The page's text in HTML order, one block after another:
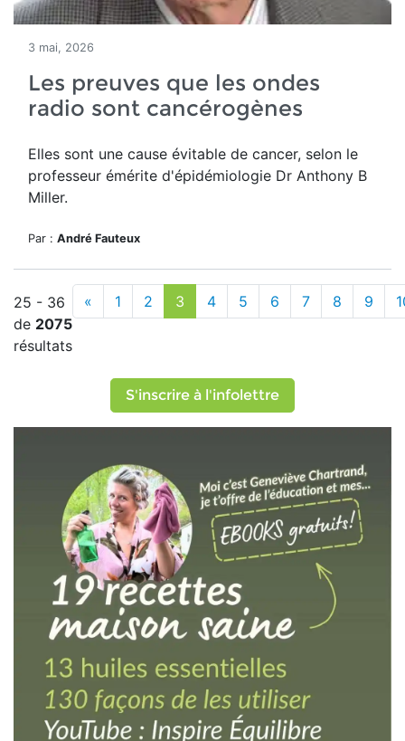
3 mai, 2026
Les preuves que les ondes
radio sont cancérogènes
Elles sont une cause évitable de cancer, selon le
professeur émérite d'épidémiologie Dr Anthony B
Miller.
Par : André Fauteux
25 - 36
de 2075
résultats
« 1 2 3 4 5 6 7 8 9
S'inscrire à l'infolettre